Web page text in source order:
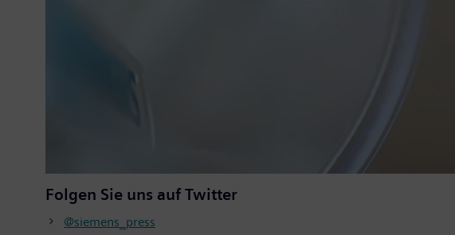
Folgen Sie uns auf Twitter
@siemens_press